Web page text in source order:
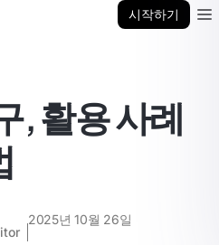
시작하기
, 활용 사례
2025년 10월 26일